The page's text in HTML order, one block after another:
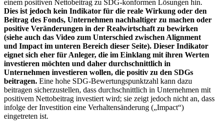
einem positiven Nettobeitrag zu SDG-konformen Lösungen hin.
Dies ist jedoch kein Indikator für die reale Wirkung oder den
Beitrag des Fonds, Unternehmen nachhaltiger zu machen oder
positive Veränderungen in der Realwirtschaft zu bewirken
(siehe auch das Video zum Unterschied zwischen Alignment
und Impact im unteren Bereich dieser Seite). Dieser Indikator
eignet sich eher für Anleger, die im Einklang mit ihren Werten
investieren möchten und daher durchschnittlich in
Unternehmen investieren wollen, die positiv zu den SDGs
beitragen. Eine hohe SDG-Bewertungspunktzahl kann dazu
beitragen sicherzustellen, dass durchschnittlich in Unternehmen mit
positivem Nettobeitrag investiert wird; sie zeigt jedoch nicht an, dass
infolge der Investition eine Verhaltensänderung („Impact“)
eingetreten ist.